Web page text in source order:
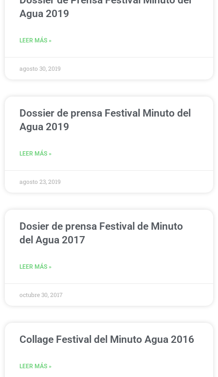
Agua 2019
LEER MÁS »
agosto 30, 2019
Dossier de prensa Festival Minuto del
Agua 2019
LEER MÁS »
agosto 23, 2019
Dosier de prensa Festival de Minuto
del Agua 2017
LEER MÁS »
octubre 30, 2017
Collage Festival del Minuto Agua 2016
LEER MÁS »